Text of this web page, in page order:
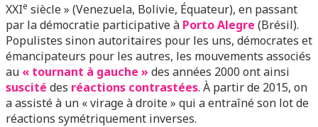
XXIe siècle » (Venezuela, Bolivie, Équateur), en passant
par la démocratie participative à Porto Alegre (Brésil).
Populistes sinon autoritaires pour les uns, démocrates et
émancipateurs pour les autres, les mouvements associés
au « tournant à gauche » des années 2000 ont ainsi
suscité des réactions contrastées. À partir de 2015, on
a assisté à un « virage à droite » qui a entraîné son lot de
réactions symétriquement inverses.